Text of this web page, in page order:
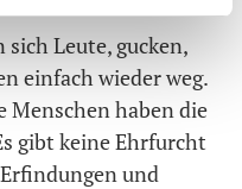
sich Leute, gucken,
einfach wieder weg.
Menschen haben die
gibt keine Ehrfurcht
und